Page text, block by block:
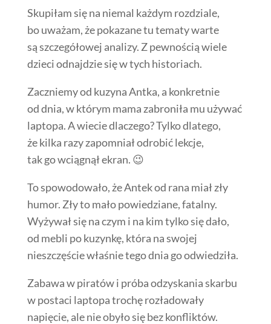
Skupiłam się na niemal każdym rozdziale,
bo uważam, że pokazane tu tematy warte
są szczegółowej analizy. Z pewnością wiele
dzieci odnajdzie się w tych historiach.
Zaczniemy od kuzyna Antka, a konkretnie
od dnia, w którym mama zabroniła mu używać
laptopa. A wiecie dlaczego? Tylko dlatego,
że kilka razy zapomniał odrobić lekcje,
tak go wciągnął ekran. 😉
To spowodowało, że Antek od rana miał zły
humor. Zły to mało powiedziane, fatalny.
Wyżywał się na czym i na kim tylko się dało,
od mebli po kuzynkę, która na swojej
nieszczęście właśnie tego dnia go odwiedziła.
Zabawa w piratów i próba odzyskania skarbu
w postaci laptopa trochę rozładowały
napięcie, ale nie obyło się bez konfliktów.